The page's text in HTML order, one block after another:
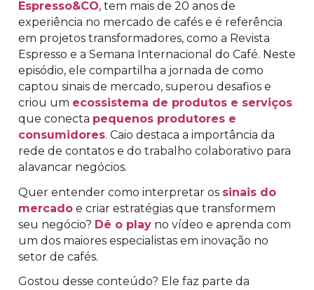
Espresso&CO, tem mais de 20 anos de
experiência no mercado de cafés e é referência
em projetos transformadores, como a Revista
Espresso e a Semana Internacional do Café. Neste
episódio, ele compartilha a jornada de como
captou sinais de mercado, superou desafios e
criou um ecossistema de produtos e serviços
que conecta pequenos produtores e
consumidores. Caio destaca a importância da
rede de contatos e do trabalho colaborativo para
alavancar negócios.
Quer entender como interpretar os sinais do
mercado e criar estratégias que transformem
seu negócio? Dê o play no vídeo e aprenda com
um dos maiores especialistas em inovação no
setor de cafés.
Gostou desse conteúdo? Ele faz parte da